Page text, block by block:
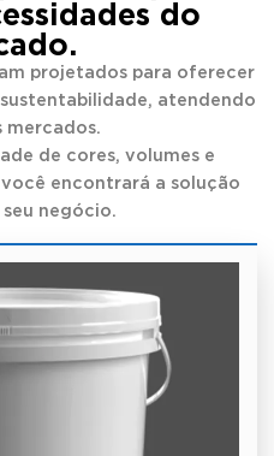
do
projetados para oferecer
atendendo
mercados.
de cores, volumes e
encontrará a solução
negócio.